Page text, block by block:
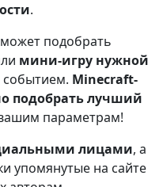
.
подобрать
мини-игру нужной
Minecraft-
подобрать лучший
параметрам!
лицами, а
упомянутые на сайте